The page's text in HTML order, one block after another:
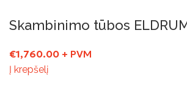
Skambinimo tūbos
€1,760.00 + PVM
Į krepšelį